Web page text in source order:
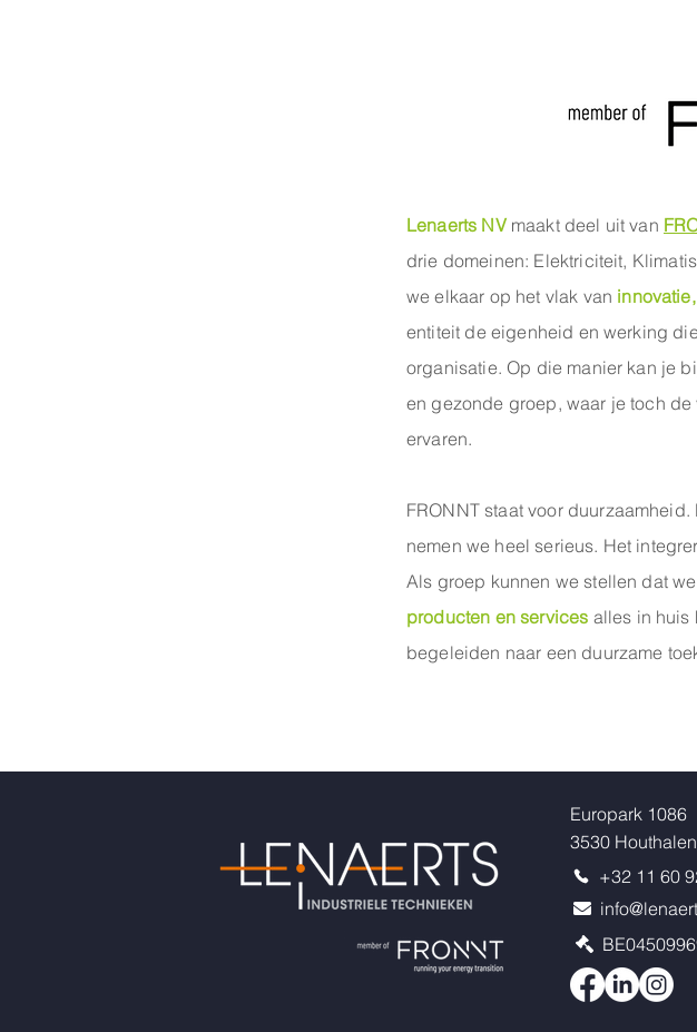
Lenaerts NV maakt deel uit van
drie domeinen: Elektriciteit,
we elkaar op het vlak van
entiteit de eigenheid en werking
organisatie. Op die manier kan je
en gezonde groep, waar je toch
ervaren.
FRONNT staat voor
nemen we heel serieus. Het
Als groep kunnen we stellen dat
producten en services alles in huis
begeleiden naar een duurzame
Europark 1086
3530
+32 11 60